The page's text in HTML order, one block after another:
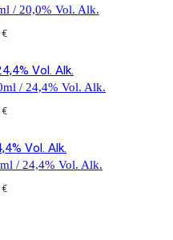
/ 20,0% Vol. Alk.
€
/ 24,4% Vol. Alk.
€
/ 24,4% Vol. Alk.
€